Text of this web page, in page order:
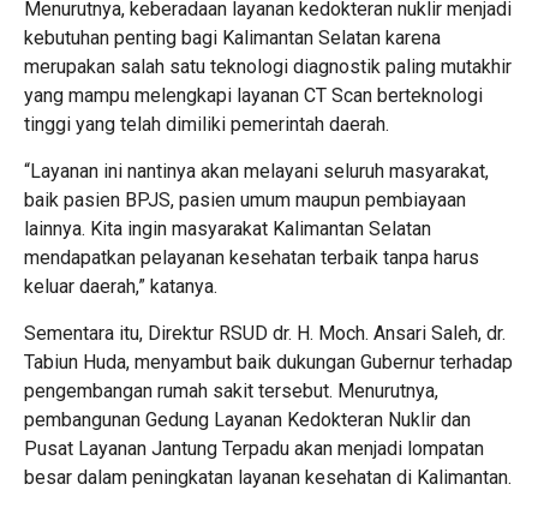
Menurutnya, keberadaan layanan kedokteran nuklir menjadi
kebutuhan penting bagi Kalimantan Selatan karena
merupakan salah satu teknologi diagnostik paling mutakhir
yang mampu melengkapi layanan CT Scan berteknologi
tinggi yang telah dimiliki pemerintah daerah.
“Layanan ini nantinya akan melayani seluruh masyarakat,
baik pasien BPJS, pasien umum maupun pembiayaan
lainnya. Kita ingin masyarakat Kalimantan Selatan
mendapatkan pelayanan kesehatan terbaik tanpa harus
keluar daerah,” katanya.
Sementara itu, Direktur RSUD dr. H. Moch. Ansari Saleh, dr.
Tabiun Huda, menyambut baik dukungan Gubernur terhadap
pengembangan rumah sakit tersebut. Menurutnya,
pembangunan Gedung Layanan Kedokteran Nuklir dan
Pusat Layanan Jantung Terpadu akan menjadi lompatan
besar dalam peningkatan layanan kesehatan di Kalimantan.